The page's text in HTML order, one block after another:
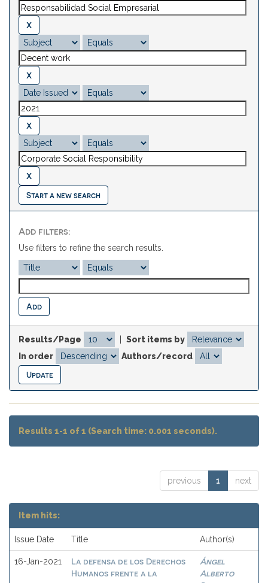
Start a new search
Add filters:
Use filters to refine the search results.
Results/Page
Sort items by
In order
Authors/record
Results 1-1 of 1 (Search time: 0.001 seconds).
previous 1 next
Item hits:
Issue Date Title Author(s)
16-Jan-2021
La defensa de los Derechos
Humanos frente a la
Ángel
Alberto